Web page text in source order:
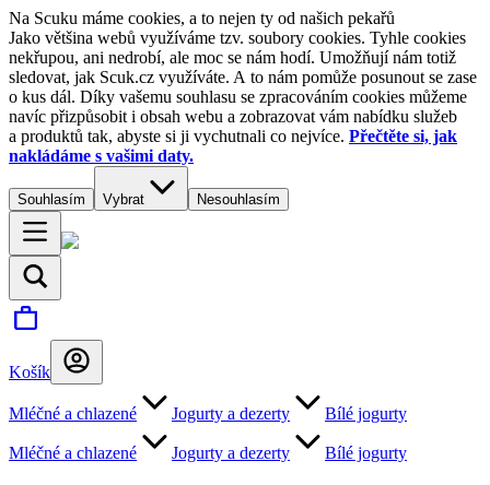
Na Scuku máme cookies, a to nejen ty od našich pekařů
Jako většina webů využíváme tzv. soubory cookies. Tyhle cookies
nekřupou, ani nedrobí, ale moc se nám hodí. Umožňují nám totiž
sledovat, jak Scuk.cz využíváte. A to nám pomůže posunout se zase
o kus dál. Díky vašemu souhlasu se zpracováním cookies můžeme
navíc přizpůsobit i obsah webu a zobrazovat vám nabídku služeb
a produktů tak, abyste si ji vychutnali co nejvíce. Přečtěte si, jak
nakládáme s vašimi daty.
Souhlasím Vybrat Nesouhlasím
Košík
Mléčné a chlazené Jogurty a dezerty Bílé jogurty
Mléčné a chlazené Jogurty a dezerty Bílé jogurty